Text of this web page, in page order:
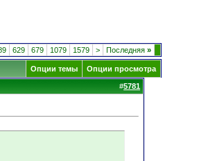
629 679 1079 1579 > Последняя »
Опции темы Опции просмотра
#5781